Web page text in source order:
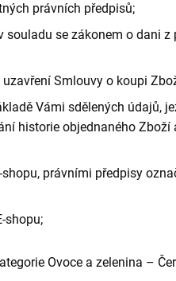
právních předpisů;
souladu se zákonem o dani z
Smlouvy o koupi
Vámi sdělených údajů,
historie objednaného Zboží
právními předpisy
shopu;
Ovoce a zelenina –